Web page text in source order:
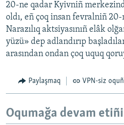
20-ne qadar Kyivniñ
oldı, eñ çoq insan fevralniñ
Narazılıq aktsiyasınıñ elâk
yüzü» dep adlandırıp
arasından ondan çoq uquq
Paylaşmaq VPN-siz
Oqumağa devam